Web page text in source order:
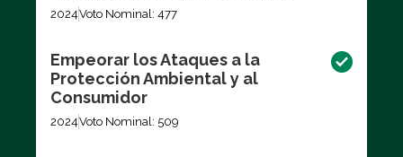
2024Voto Nominal: 477
Empeorar los Ataques a la
Protección Ambiental y al
Consumidor
2024Voto Nominal: 509